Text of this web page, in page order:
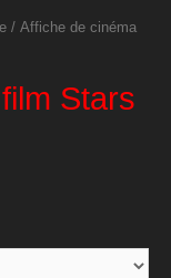
/ Affiche de cinéma
Stars